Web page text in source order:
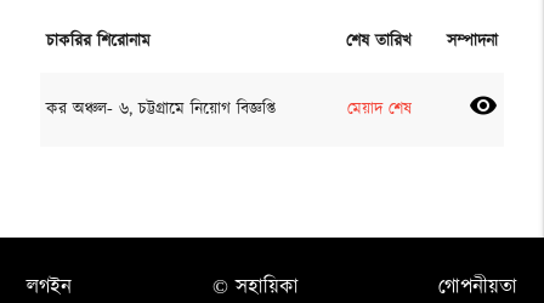
চাকরির শিরোনাম শেষ তারিখ সম্পাদনা
কর অঞ্চল- ৬, চট্টগ্রামে নিয়োগ বিজ্ঞপ্তি মেয়াদ শেষ visibility
লগইন গোপনীয়তা
© সহায়িকা